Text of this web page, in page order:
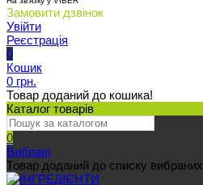
Замовити дзвінок
Увійти
Реєстрація
0
Кошик
0 грн.
Товар доданий до кошика!
Каталог товарів
0
Вибрані
Товар доданий до списку вибраних